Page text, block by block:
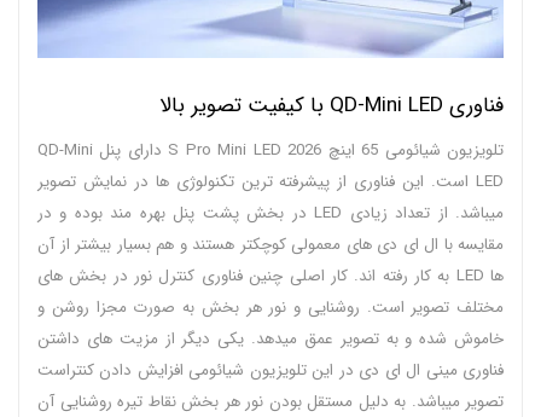
فناوری QD-Mini LED با کیفیت تصویر بالا
تلویزیون شیائومی 65 اینچ S Pro Mini LED 2026 دارای پنل QD-Mini
LED است. این فناوری از پیشرفته ترین تکنولوژی ها در نمایش تصویر
میباشد. از تعداد زیادی LED در بخش پشت پنل بهره مند بوده و در
مقایسه با ال ای دی های معمولی کوچکتر هستند و هم بسیار بیشتر از آن
ها LED به کار رفته اند. کار اصلی چنین فناوری کنترل نور در بخش های
مختلف تصویر است. روشنایی و نور هر بخش به صورت مجزا روشن و
خاموش شده و به تصویر عمق میدهد. یکی دیگر از مزیت های داشتن
فناوری مینی ال ای دی در این تلویزیون شیائومی افزایش دادن کنتراست
تصویر میباشد. به دلیل مستقل بودن نور هر بخش نقاط تیره روشنایی آن